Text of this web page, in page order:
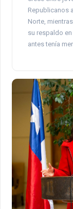
Republicanos
Norte,
su respaldo
antes tenía